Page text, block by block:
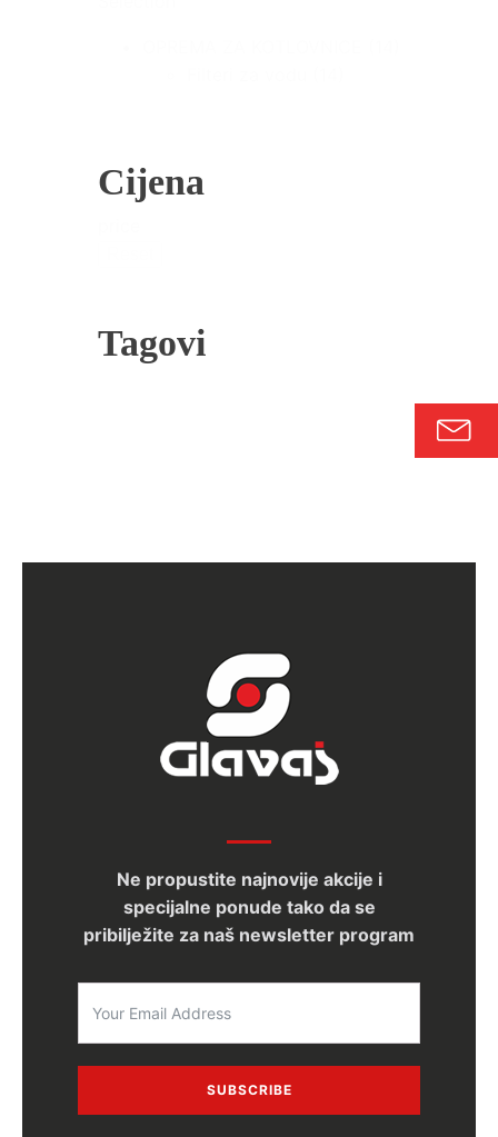
Cijena
Tagovi
Ne propustite najnovije akcije i
specijalne ponude tako da se
pribilježite za naš newsletter program
SUBSCRIBE